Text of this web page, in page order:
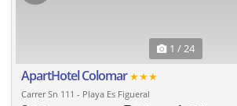
1 / 24
ApartHotel Colomar★★★
Carrer Sn 111 - Playa Es Figueral